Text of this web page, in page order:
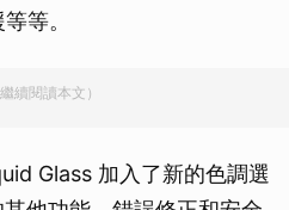
等。
續閱讀本文）
Glass 加入了新的色調選